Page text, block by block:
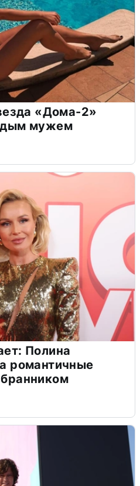
«Дома-2»
мужем
Полина
романтичные